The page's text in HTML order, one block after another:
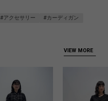
#アクセサリー #カーディガン
VIEW MORE